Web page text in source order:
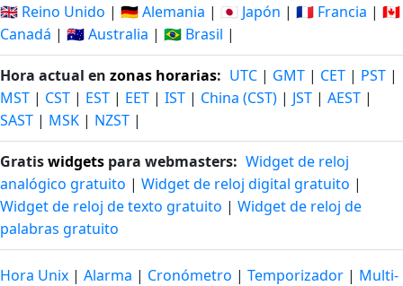
🇬🇧 Reino Unido | 🇩🇪 Alemania | 🇯🇵 Japón | 🇫🇷 Francia | 🇨🇦
Canadá | 🇦🇺 Australia | 🇧🇷 Brasil |
Hora actual en zonas horarias: UTC | GMT | CET | PST |
MST | CST | EST | EET | IST | China (CST) | JST | AEST |
SAST | MSK | NZST |
Gratiswidgets para webmasters: Widget de reloj
analógico gratuito | Widget de reloj digital gratuito |
Widget de reloj de texto gratuito | Widget de reloj de
palabras gratuito
Hora Unix | Alarma | Cronómetro | Temporizador | Multi-